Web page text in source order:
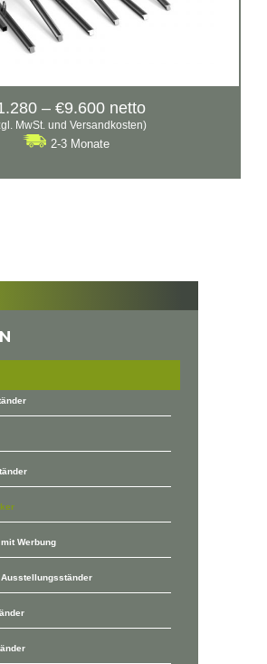
– €9.600Preisspanne:
€1.280
bis
netto
MwSt. und Versandkosten)
2-3 Monate
Werbung